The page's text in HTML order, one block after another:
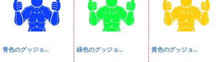
青色のグッジョ... 緑色のグッジョ... 黄色のグッジョ...